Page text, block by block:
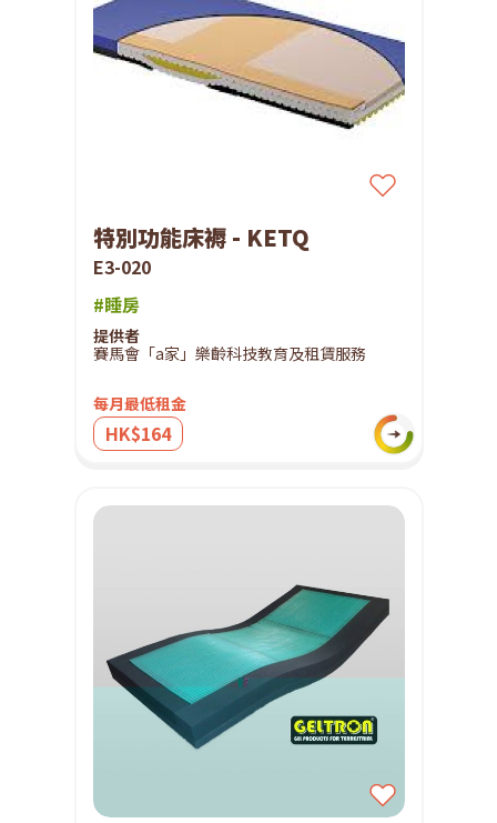
特別功能床褥 - KETQ
E3-020
#睡房
提供者
賽馬會「a家」樂齡科技教育及租賃服務
每月最低租金
HK$164